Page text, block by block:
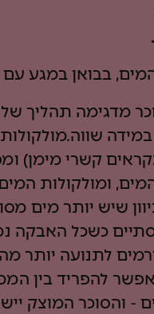
בבואן במגע עם
מדגימה תהליך של
קשרי מימן)
ומולקולות
שיש יותר מים
כשכל האבקה
לתנועה יותר
להפריד בין
- והסוכר המוצק